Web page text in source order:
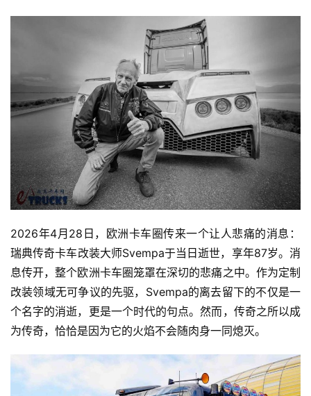
2026年4月28日，欧洲卡车圈传来一个让人悲痛的消息：
瑞典传奇卡车改装大师Svempa于当日逝世，享年87岁。消
息传开，整个欧洲卡车圈笼罩在深切的悲痛之中。作为定制
改装领域无可争议的先驱，Svempa的离去留下的不仅是一
个名字的消逝，更是一个时代的句点。然而，传奇之所以成
为传奇，恰恰是因为它的火焰不会随肉身一同熄灭。